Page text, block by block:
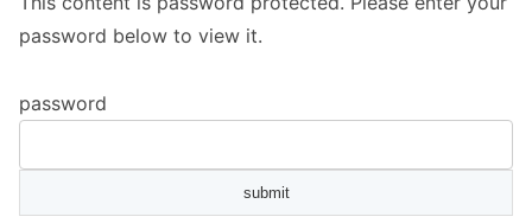
password below to view it.
password